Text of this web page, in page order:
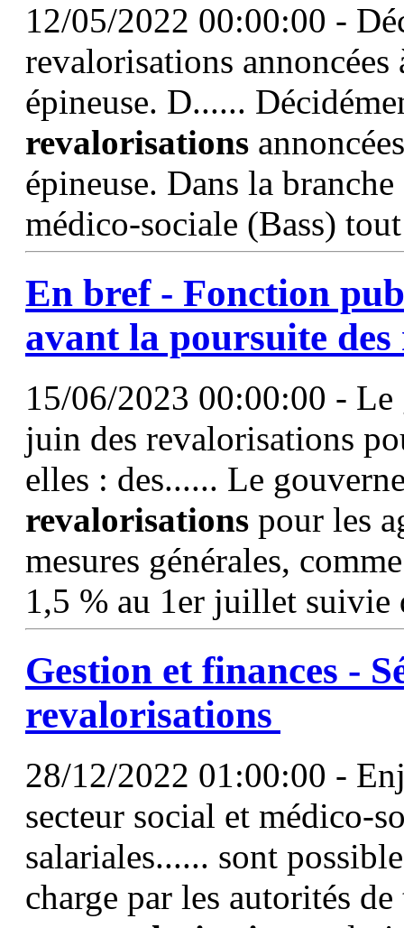
12/05/2022 00:00:00 -
revalorisations annoncées
épineuse. D......
revalorisations
épineuse. Dans la
médico-sociale (Bass)
En bref - Fonction
avant la poursuite des
15/06/2023 00:00:00 - Le
juin des revalorisations
elles : des...... Le
revalorisations pour les
mesures générales,
1,5 % au 1er juillet suivie
Gestion et finances -
revalorisations
28/12/2022 01:00:00 -
secteur social et médico-
salariales...... sont
charge par les autorités